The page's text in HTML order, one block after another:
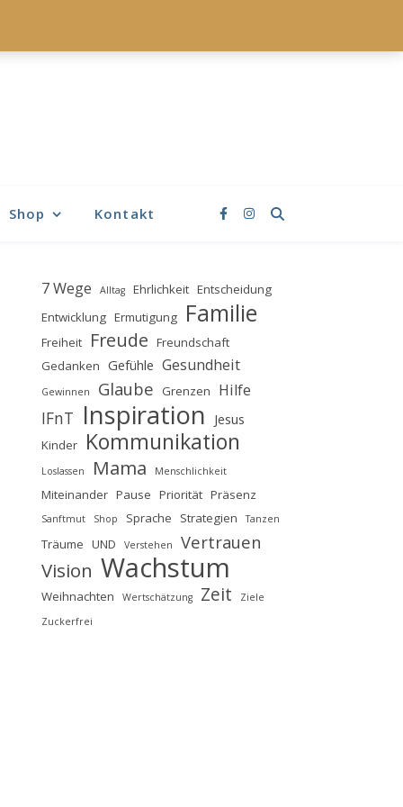
Shop Kontakt
7 Wege Alltag Ehrlichkeit Entscheidung
Entwicklung Ermutigung Familie
Freiheit Freude Freundschaft
Gedanken Gefühle Gesundheit
Gewinnen Glaube Grenzen Hilfe
IFnT Inspiration Jesus
Kinder Kommunikation
Loslassen Mama Menschlichkeit
Miteinander Pause Priorität Präsenz
Sanftmut Shop Sprache Strategien Tanzen
Träume UND Verstehen Vertrauen
Vision Wachstum
Weihnachten Wertschätzung Zeit
Ziele
Zuckerfrei